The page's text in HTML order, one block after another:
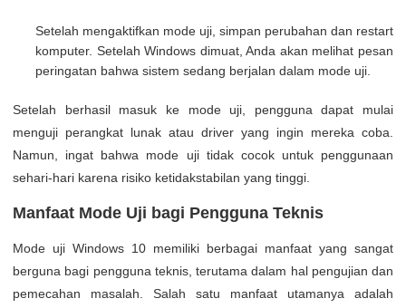
Setelah mengaktifkan mode uji, simpan perubahan dan restart
komputer. Setelah Windows dimuat, Anda akan melihat pesan
peringatan bahwa sistem sedang berjalan dalam mode uji.
Setelah berhasil masuk ke mode uji, pengguna dapat mulai
menguji perangkat lunak atau driver yang ingin mereka coba.
Namun, ingat bahwa mode uji tidak cocok untuk penggunaan
sehari-hari karena risiko ketidakstabilan yang tinggi.
Manfaat Mode Uji bagi Pengguna Teknis
Mode uji Windows 10 memiliki berbagai manfaat yang sangat
berguna bagi pengguna teknis, terutama dalam hal pengujian dan
pemecahan masalah. Salah satu manfaat utamanya adalah